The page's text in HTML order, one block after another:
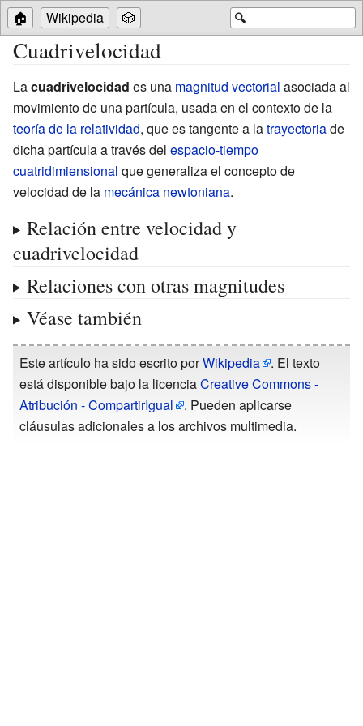
🔍
🏠 Wikipedia 🎲
Cuadrivelocidad
Lacuadrivelocidad es una magnitud vectorial asociada al
movimiento de una partícula, usada en el contexto de la
teoría de la relatividad, que es tangente a latrayectoriade
dicha partícula a través del espacio-tiempo
cuatridimiensional que generaliza el concepto de
velocidad de la mecánica newtoniana.
Relación entre velocidad y
cuadrivelocidad
Relaciones con otras magnitudes
Véase también
Este artículo ha sido escrito porWikipedia
. El texto
está disponible bajo la licenciaCreative Commons -
Atribución - CompartirIgual
. Pueden aplicarse
cláusulas adicionales a los archivos multimedia.